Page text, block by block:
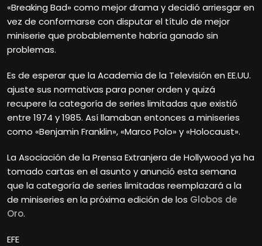
«Breaking Bad» como mejor drama y decidió arriesgar en
vez de conformarse con disputar el título de mejor
miniserie que probablemente habría ganado sin
problemas.
Es de esperar que la Academia de la Televisión en EE.UU.
ajuste sus normativas para poner orden y quizá
recupere la categoría de series limitadas que existió
entre 1974 y 1985. Así llamaban entonces a miniseries
como «Benjamin Franklin», «Marco Polo» y «Holocaust».
La Asociación de la Prensa Extranjera de Hollywood ya ha
tomado cartas en el asunto y anunció esta semana
que la categoría de series limitadas reemplazará a la
de miniseries en la próxima edición de los Globos de
Oro.
EFE